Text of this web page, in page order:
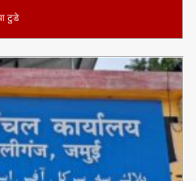
टुडे